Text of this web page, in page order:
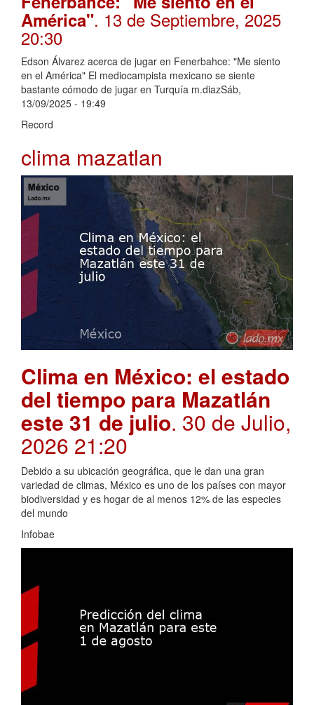
América". 13 de Septiembre, 2025
20:30
Edson Álvarez acerca de jugar en Fenerbahce: "Me siento
en el América" El mediocampista mexicano se siente
bastante cómodo de jugar en Turquía m.diazSáb,
13/09/2025 - 19:49
Record
clima mazatlan
Clima en México: el estado
del tiempo para Mazatlán
este 31 de julio. 30 de Julio,
2026 21:20
Debido a su ubicación geográfica, que le dan una gran
variedad de climas, México es uno de los países con mayor
biodiversidad y es hogar de al menos 12% de las especies
del mundo
Infobae